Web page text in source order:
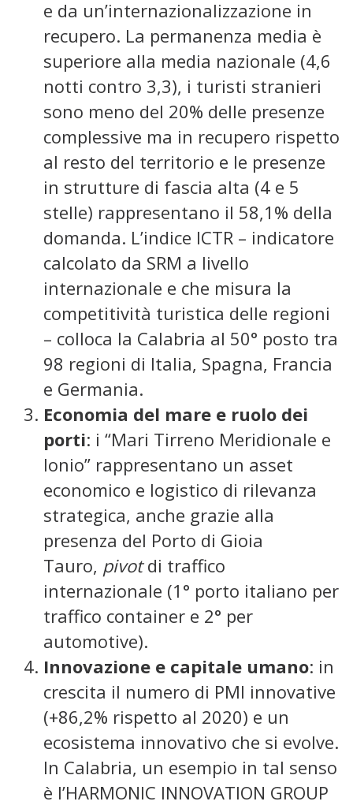
e da un’internazionalizzazione in
recupero. La permanenza media è
superiore alla media nazionale (4,6
notti contro 3,3), i turisti stranieri
sono meno del 20% delle presenze
complessive ma in recupero rispetto
al resto del territorio e le presenze
in strutture di fascia alta (4 e 5
stelle) rappresentano il 58,1% della
domanda. L’indice ICTR – indicatore
calcolato da SRM a livello
internazionale e che misura la
competitività turistica delle regioni
– colloca la Calabria al 50° posto tra
98 regioni di Italia, Spagna, Francia
e Germania.
Economia del mare e ruolo dei
porti: i “Mari Tirreno Meridionale e
Ionio” rappresentano un asset
economico e logistico di rilevanza
strategica, anche grazie alla
presenza del Porto di Gioia
Tauro, pivotdi traffico
internazionale (1° porto italiano per
traffico container e 2° per
automotive).
Innovazione e capitale umano: in
crescita il numero di PMI innovative
(+86,2% rispetto al 2020) e un
ecosistema innovativo che si evolve.
In Calabria, un esempio in tal senso
è l’HARMONIC INNOVATION GROUP